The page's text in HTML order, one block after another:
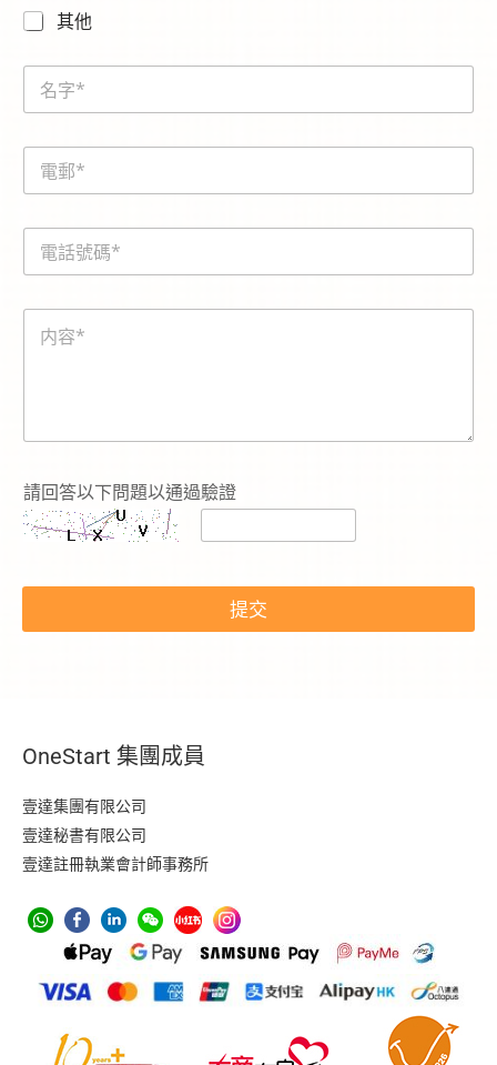
其他
N
m
E
a
電
號
内
請回答以下問題以通過驗證
提交
OneStart 集團成員
壹達集團有限公司
壹達秘書有限公司
壹達註冊執業會計師事務所